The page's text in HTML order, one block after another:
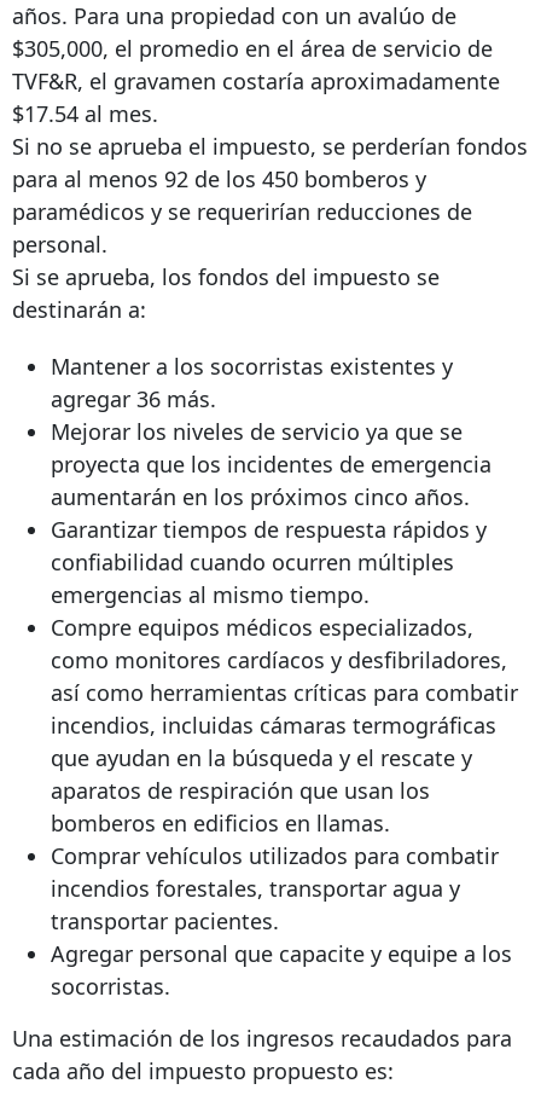
años. Para una propiedad con un avalúo de
$305,000, el promedio en el área de servicio de
TVF&R, el gravamen costaría aproximadamente
$17.54 al mes.
Si no se aprueba el impuesto, se perderían fondos
para al menos 92 de los 450 bomberos y
paramédicos y se requerirían reducciones de
personal.
Si se aprueba, los fondos del impuesto se
destinarán a:
Mantener a los socorristas existentes y
agregar 36 más.
Mejorar los niveles de servicio ya que se
proyecta que los incidentes de emergencia
aumentarán en los próximos cinco años.
Garantizar tiempos de respuesta rápidos y
confiabilidad cuando ocurren múltiples
emergencias al mismo tiempo.
Compre equipos médicos especializados,
como monitores cardíacos y desfibriladores,
así como herramientas críticas para combatir
incendios, incluidas cámaras termográficas
que ayudan en la búsqueda y el rescate y
aparatos de respiración que usan los
bomberos en edificios en llamas.
Comprar vehículos utilizados para combatir
incendios forestales, transportar agua y
transportar pacientes.
Agregar personal que capacite y equipe a los
socorristas.
Una estimación de los ingresos recaudados para
cada año del impuesto propuesto es: